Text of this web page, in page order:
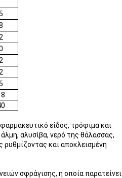
είδος, τρόφιμα και
αλυσίβα, νερό της θάλασσας,
και αποκλεισμένη
σφράγισης, η οποία παρατείνει